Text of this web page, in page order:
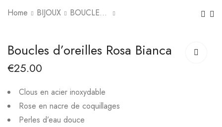
Home BIJOUX BOUCLES D'OREILLES
Boucles d'oreilles
Nelly
Boucles d'oreilles
Bélinda
Boucles d’oreilles Rosa Bianca
€25.00
Clous en acier inoxydable
Rose en nacre de coquillages
Perles d’eau douce